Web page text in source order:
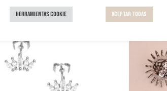
Herramientas Cookie Aceptar todas